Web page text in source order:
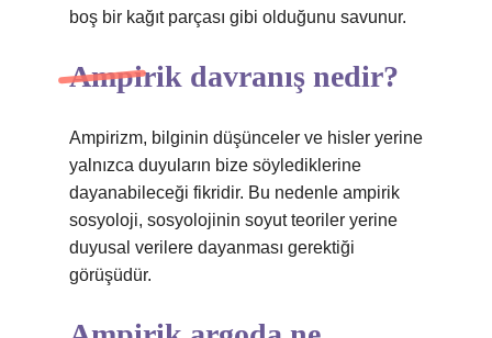
boş bir kağıt parçası gibi olduğunu savunur.
Ampirik davranış nedir?
Ampirizm, bilginin düşünceler ve hisler yerine
yalnızca duyuların bize söylediklerine
dayanabileceği fikridir. Bu nedenle ampirik
sosyoloji, sosyolojinin soyut teoriler yerine
duyusal verilere dayanması gerektiği
görüşüdür.